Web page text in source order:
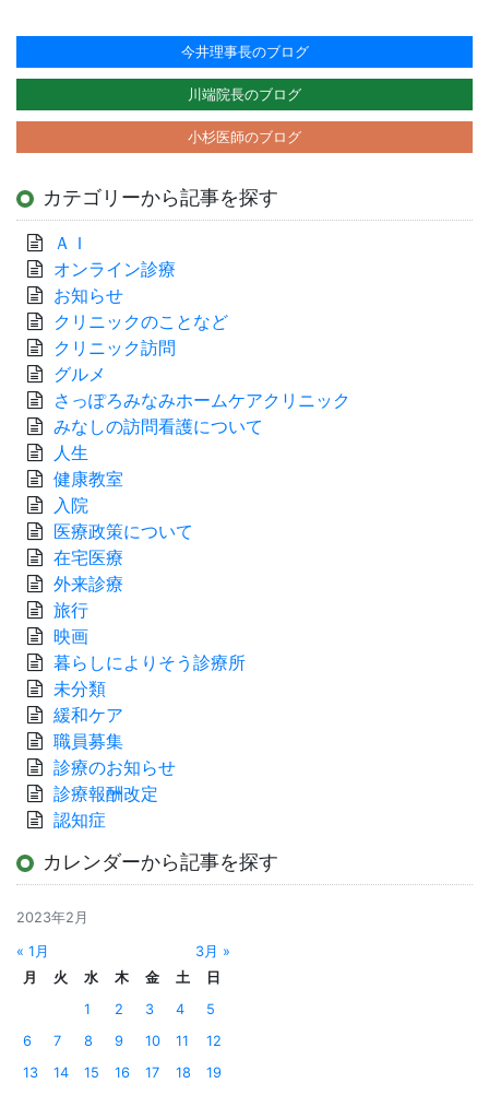
今井理事長のブログ
川端院長のブログ
小杉医師のブログ
カテゴリーから記事を探す
ＡＩ
オンライン診療
お知らせ
クリニックのことなど
クリニック訪問
グルメ
さっぽろみなみホームケアクリニック
みなしの訪問看護について
人生
健康教室
入院
医療政策について
在宅医療
外来診療
旅行
映画
暮らしによりそう診療所
未分類
緩和ケア
職員募集
診療のお知らせ
診療報酬改定
認知症
カレンダーから記事を探す
2023年2月
« 1月
3月 »
月
火 水 木 金 土
日
1
2 3 4
5
6
7 8 9 10 11
12
13
14 15 16 17 18 19